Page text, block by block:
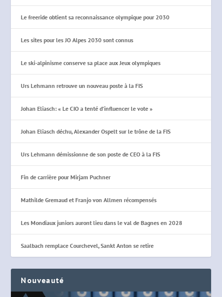
Le freeride obtient sa reconnaissance olympique pour 2030
Les sites pour les JO Alpes 2030 sont connus
Le ski-alpinisme conserve sa place aux Jeux olympiques
Urs Lehmann retrouve un nouveau poste à la FIS
Johan Eliasch: « Le CIO a tenté d’influencer le vote »
Johan Eliasch déchu, Alexander Ospelt sur le trône de la FIS
Urs Lehmann démissionne de son poste de CEO à la FIS
Fin de carrière pour Mirjam Puchner
Mathilde Gremaud et Franjo von Allmen récompensés
Les Mondiaux juniors auront lieu dans le val de Bagnes en 2028
Saalbach remplace Courchevel, Sankt Anton se retire
Nouveauté